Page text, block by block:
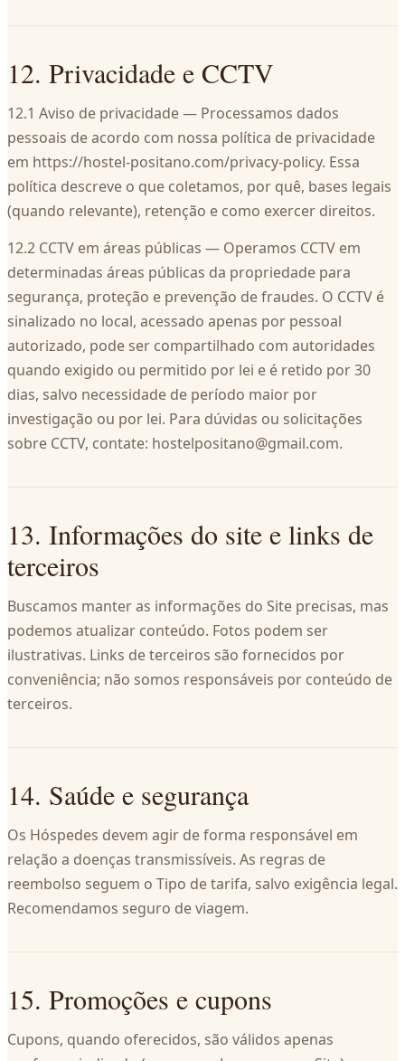
12. Privacidade e CCTV
12.1 Aviso de privacidade — Processamos dados
pessoais de acordo com nossa política de privacidade
em https://hostel-positano.com/privacy-policy. Essa
política descreve o que coletamos, por quê, bases legais
(quando relevante), retenção e como exercer direitos.
12.2 CCTV em áreas públicas — Operamos CCTV em
determinadas áreas públicas da propriedade para
segurança, proteção e prevenção de fraudes. O CCTV é
sinalizado no local, acessado apenas por pessoal
autorizado, pode ser compartilhado com autoridades
quando exigido ou permitido por lei e é retido por 30
dias, salvo necessidade de período maior por
investigação ou por lei. Para dúvidas ou solicitações
sobre CCTV, contate: hostelpositano@gmail.com.
13. Informações do site e links de
terceiros
Buscamos manter as informações do Site precisas, mas
podemos atualizar conteúdo. Fotos podem ser
ilustrativas. Links de terceiros são fornecidos por
conveniência; não somos responsáveis por conteúdo de
terceiros.
14. Saúde e segurança
Os Hóspedes devem agir de forma responsável em
relação a doenças transmissíveis. As regras de
reembolso seguem o Tipo de tarifa, salvo exigência legal.
Recomendamos seguro de viagem.
15. Promoções e cupons
Cupons, quando oferecidos, são válidos apenas